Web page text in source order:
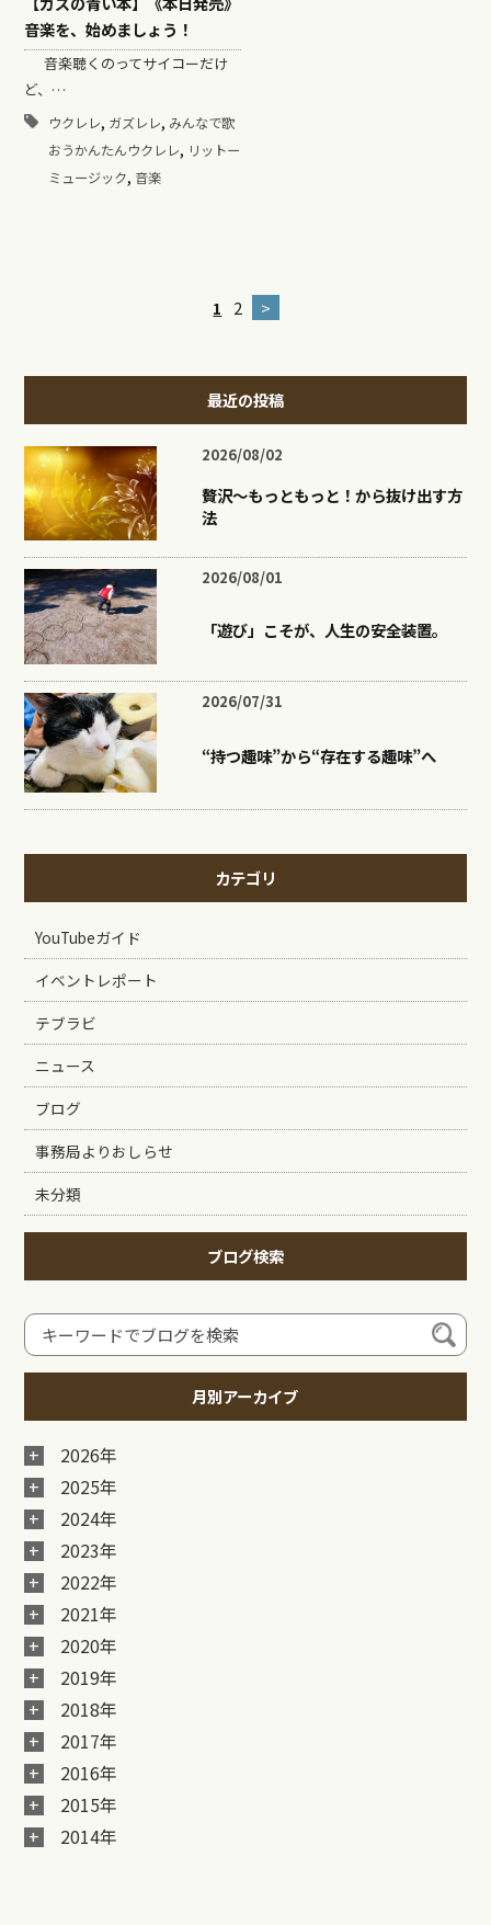
音楽を、始めましょう！
音楽聴くのってサイコーだけ
ど、…
ウクレレ, ガズレレ, みんなで歌
おうかんたんウクレレ, リットー
ミュージック, 音楽
1 2 >
最近の投稿
2026/08/02
贅沢〜もっともっと！から抜け出す方
法
2026/08/01
「遊び」こそが、人生の安全装置。
2026/07/31
“持つ趣味”から“存在する趣味”へ
カテゴリ
YouTubeガイド
イベントレポート
テブラビ
ニュース
ブログ
事務局よりおしらせ
未分類
ブログ検索
月別アーカイブ
2026年
2025年
2024年
2023年
2022年
2021年
2020年
2019年
2018年
2017年
2016年
2015年
2014年